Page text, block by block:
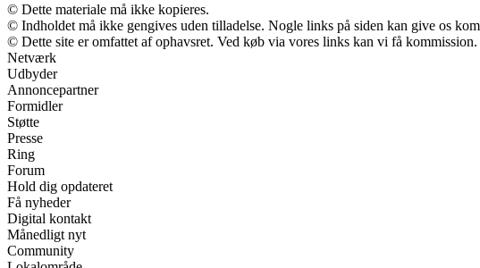
© Dette materiale må ikke kopieres.
© Indholdet må ikke gengives uden tilladelse. Nogle links på siden kan give os
© Dette site er omfattet af ophavsret. Ved køb via vores links kan vi få
Netværk
Udbyder
Annoncepartner
Formidler
Støtte
Presse
Ring
Forum
Hold dig opdateret
Få nyheder
Digital kontakt
Månedligt nyt
Community